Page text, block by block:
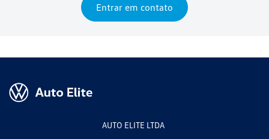
Entrar em contato
AUTO ELITE LTDA